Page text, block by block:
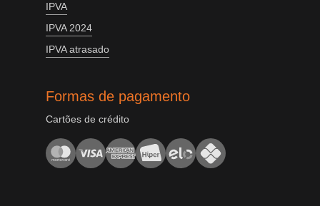
IPVA
IPVA 2024
IPVA atrasado
Formas de pagamento
Cartões de crédito